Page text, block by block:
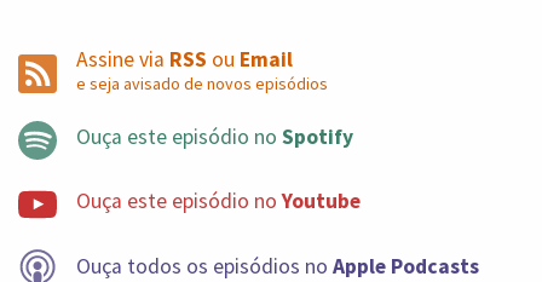
Assine via RSS ou Email
e seja avisado de novos episódios
Ouça este episódio no Spotify
Ouça este episódio noYoutube
Ouça todos os episódios no Apple Podcasts